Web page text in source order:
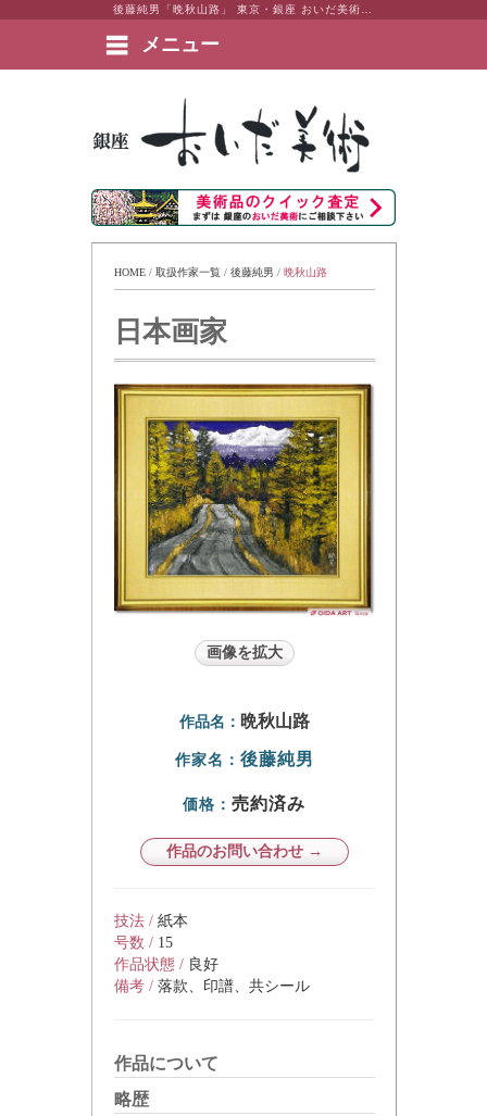
メニュー
絵画など美術品の販売と買取 | 東京・銀座 おいだ美術
HOME / 取扱作家一覧 / 後藤純男 / 晩秋山路
日本画家
画像を拡大
作品名： 晩秋山路
作家名： 後藤純男
価格： 売約済み
作品のお問い合わせ →
技法 / 紙本
号数 / 15
作品状態 / 良好
備考 / 落款、印譜、共シール
作品について
略歴